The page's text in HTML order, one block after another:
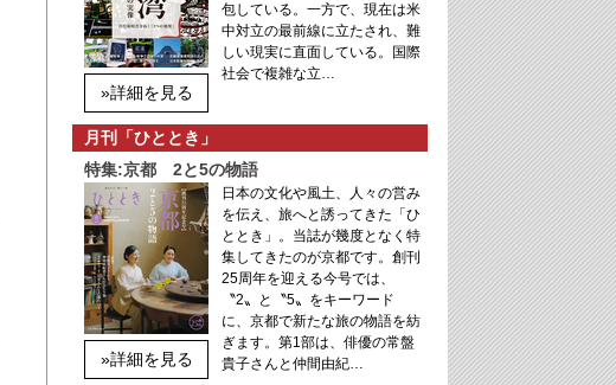
»詳細を見る
包している。一方で、現在は米
中対立の最前線に立たされ、難
しい現実に直面している。国際
社会で複雑な立…
月刊「ひととき」
特集:京都 2と5の物語
»詳細を見る
日本の文化や風土、人々の営み
を伝え、旅へと誘ってきた「ひ
ととき」。当誌が幾度となく特
集してきたのが京都です。創刊
25周年を迎える今号では、
〝2〟と〝5〟をキーワード
に、京都で新たな旅の物語を紡
ぎます。第1部は、俳優の常盤
貴子さんと仲間由紀…